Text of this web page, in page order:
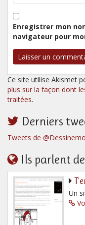
Enregistrer mon
navigateur pour
Ce site utilise Akismet
plus sur la façon dont
traitées.
Derniers
Tweets de
Ils parlent
Un